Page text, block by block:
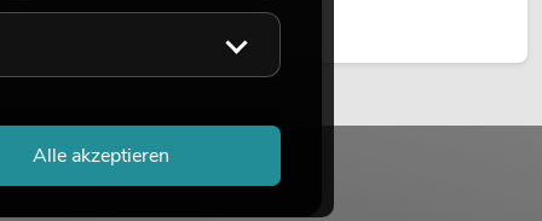
Außeninstallationen eingesetzt.
Alle akzeptieren